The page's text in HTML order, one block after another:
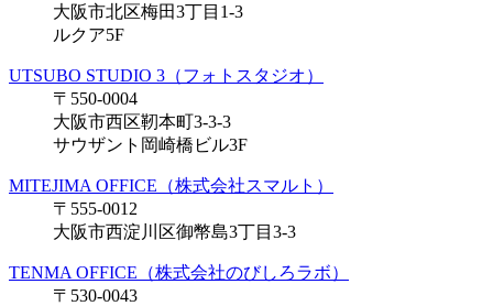
大阪市北区梅田3丁目1-3
ルクア5F
UTSUBO STUDIO 3（フォトスタジオ）
〒550-0004
大阪市西区靭本町3-3-3
サウザント岡崎橋ビル3F
MITEJIMA OFFICE（株式会社スマルト）
〒555-0012
大阪市西淀川区御幣島3丁目3-3
TENMA OFFICE（株式会社のびしろラボ）
〒530-0043